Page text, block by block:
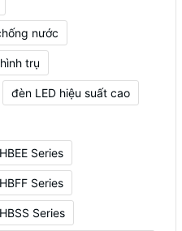
nước
trụ
đèn LED hiệu suất cao
Series
Series
Series